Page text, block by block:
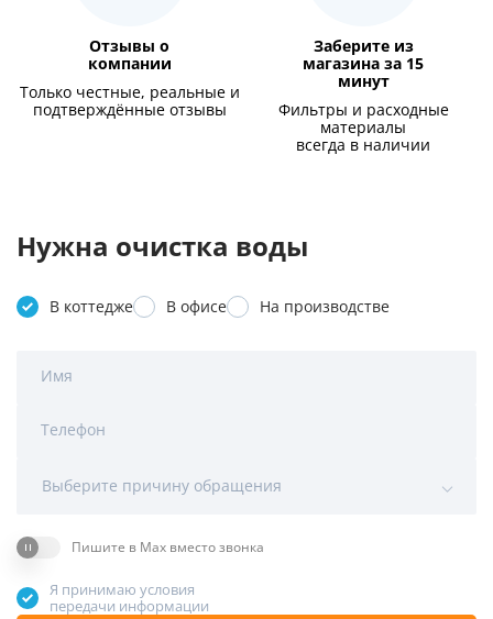
Отзывы о
компании
Только честные, реальные и
подтверждённые отзывы
Заберите из
магазина за 15
минут
Фильтры и расходные
материалы
всегда в наличии
Нужна очистка воды
В коттедже В офисе На производстве
Имя
Телефон
Выберите причину обращения
Пишите в Max вместо звонка
Я принимаю условия
передачи информации